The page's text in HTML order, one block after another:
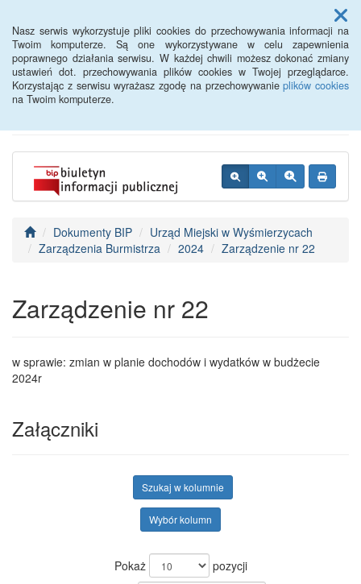
Nasz serwis wykorzystuje pliki cookies do przechowywania informacji na
Twoim komputerze. Są one wykorzystywane w celu zapewnienia
poprawnego działania serwisu. W każdej chwili możesz dokonać zmiany
ustawień dot. przechowywania plików cookies w Twojej przeglądarce.
Korzystając z serwisu wyrażasz zgodę na przechowywanieplików cookies
na Twoim komputerze.
Menu
BIP - Urząd Miejski
Wyśmierzyce
Dokumenty BIP
Urząd Miejski w Wyśmierzycach
Zarządzenia Burmistrza
2024 Zarządzenie nr 22
Zarządzenie nr 22
w sprawie: zmian w planie dochodów i wydatków w budżecie
2024r
Załączniki
Szukaj w kolumnie
Wybór kolumn
Pokaż
pozycji